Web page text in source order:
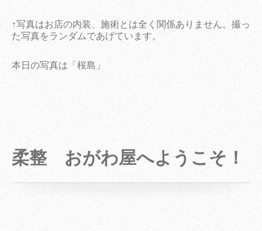
↑写真はお店の内装、施術とは全く関係ありません。撮っ
た写真をランダムであげています。
本日の写真は「桜島」
柔整 おがわ屋へようこそ！